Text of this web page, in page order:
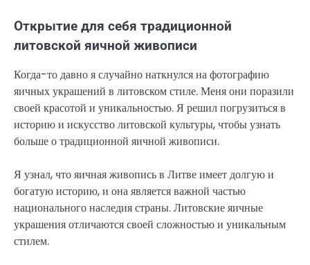
Открытие для себя традиционной
литовской яичной живописи
Когда-то давно я случайно наткнулся на фотографию
яичных украшений в литовском стиле. Меня они поразили
своей красотой и уникальностью. Я решил погрузиться в
историю и искусство литовской культуры, чтобы узнать
больше о традиционной яичной живописи.
Я узнал, что яичная живопись в Литве имеет долгую и
богатую историю, и она является важной частью
национального наследия страны. Литовские яичные
украшения отличаются своей сложностью и уникальным
стилем.